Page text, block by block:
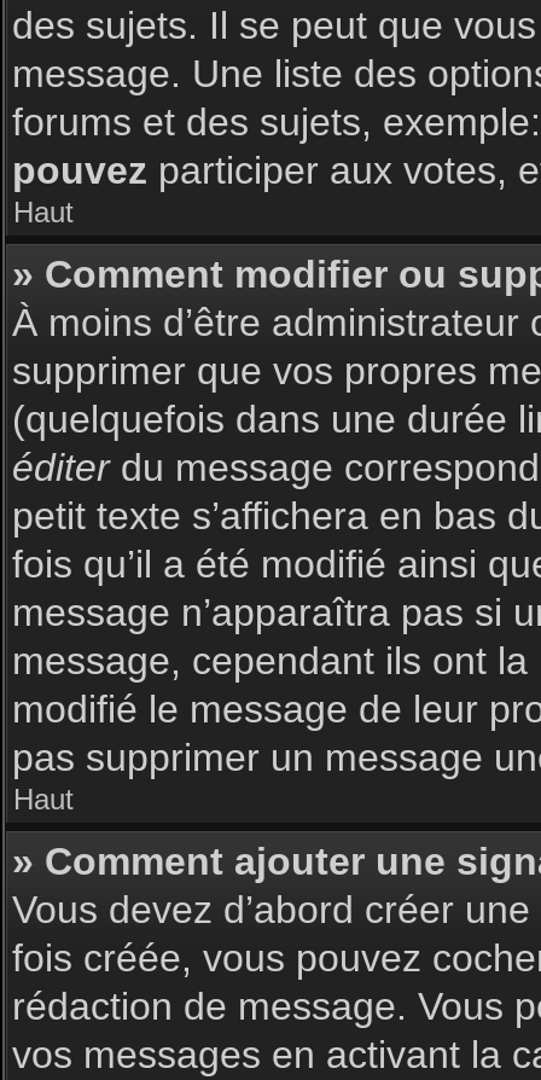
des sujets. Il se peut que
message. Une liste des
forums et des sujets,
pouvez participer aux votes,
Haut
» Comment modifier ou
À moins d’être
supprimer que vos propres
(quelquefois dans une durée
éditerdu message
petit texte s’affichera en bas
fois qu’il a été modifié ainsi
message n’apparaîtra pas si
message, cependant ils ont
modifié le message de leur
pas supprimer un message
Haut
» Comment ajouter une
Vous devez d’abord créer
fois créée, vous pouvez
rédaction de message. Vous
vos messages en activant la